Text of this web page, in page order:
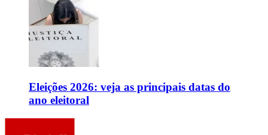
Eleições 2026: veja as principais datas do
ano eleitoral